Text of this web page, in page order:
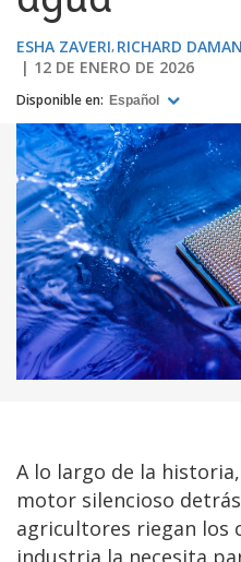
ESHA ZAVERI RICHARD
12 DE ENERO DE 2026
Disponible en: Español
A lo largo de la
motor silencioso
agricultores riegan los
industria la necesita